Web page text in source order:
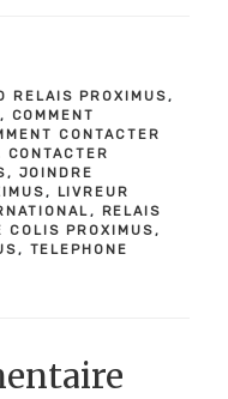
RELAIS PROXIMUS,
,
COMMENT
CONTACTER
CONTACTER
, JOINDRE
,
LIVREUR
,
RELAIS
COLIS PROXIMUS,
, TELEPHONE